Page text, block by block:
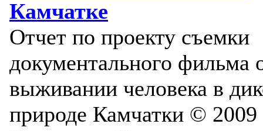
Камчатке
Отчет по проекту съемки
документального фильма
выживании человека в
природе Камчатки © 2009